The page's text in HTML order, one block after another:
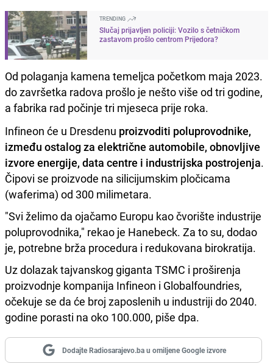
TRENDING
Slučaj prijavljen policiji: Vozilo s četničkom
zastavom prošlo centrom Prijedora?
Od polaganja kamena temeljca početkom maja 2023.
do završetka radova prošlo je nešto više od tri godine,
a fabrika rad počinje tri mjeseca prije roka.
Infineon će u Dresdenu proizvoditi poluprovodnike,
između ostalog za električne automobile, obnovljive
izvore energije, data centre i industrijska postrojenja.
Čipovi se proizvode na silicijumskim pločicama
(waferima) od 300 milimetara.
"Svi želimo da ojačamo Europu kao čvorište industrije
poluprovodnika," rekao je Hanebeck. Za to su, dodao
je, potrebne brža procedura i redukovana birokratija.
Uz dolazak tajvanskog giganta TSMC i proširenja
proizvodnje kompanija Infineon i Globalfoundries,
očekuje se da će broj zaposlenih u industriji do 2040.
godine porasti na oko 100.000, piše dpa.
Dodajte Radiosarajevo.ba u omiljene Google izvore